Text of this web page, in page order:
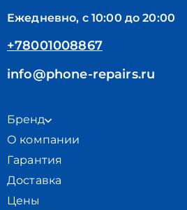
Ежедневно, с 10:00 до 20:00
+78001008867
info@phone-repairs.ru
Бренд
О компании
Гарантия
Доставка
Цены